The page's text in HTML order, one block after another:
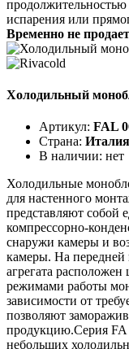
продолжительностью
испарения или
Временно не
Холодильный
Артикул: FAL
Страна: Италия
В наличии: нет
Холодильные
для настенного
представляют собой
компрессорно-
снаружи камеры и
камеры. На передней
агрегата
режимами работы
зависимости от
позволяют
продукцию.Серия FA
небольших